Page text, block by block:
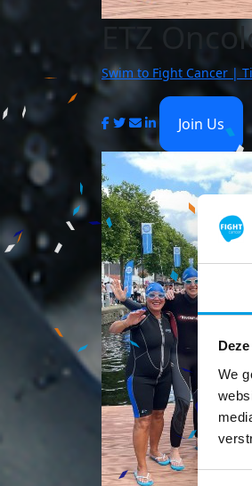
We
ETZ
Swim to Fight Cancer |
Join Us